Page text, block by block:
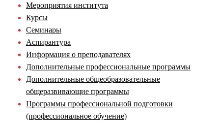
Мероприятия института
Курсы
Семинары
Аспирантура
Информация о преподавателях
Дополнительные профессиональные программы
Дополнительные общеобразовательные
общеразвивающие программы
Программы профессиональной подготовки
(профессиональное обучение)